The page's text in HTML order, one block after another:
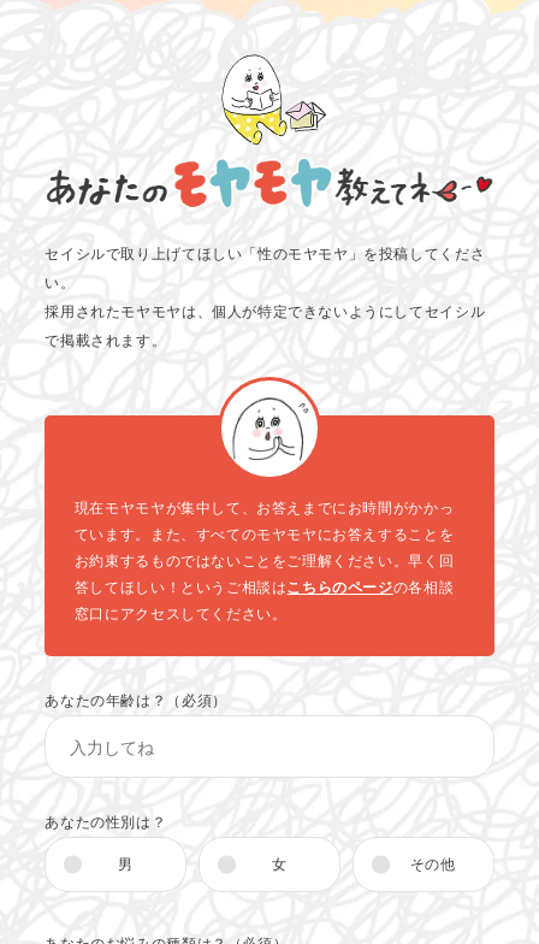
セイシルで取り上げてほしい「性のモヤモヤ」を投稿してくださ
い。
採用されたモヤモヤは、個人が特定できないようにしてセイシル
で掲載されます。
現在モヤモヤが集中して、お答えまでにお時間がかかっ
ています。また、すべてのモヤモヤにお答えすることを
お約束するものではないことをご理解ください。早く回
答してほしい！というご相談はこちらのページの各相談
窓口にアクセスしてください。
あなたの年齢は？（必須）
あなたの性別は？
男 女 その他